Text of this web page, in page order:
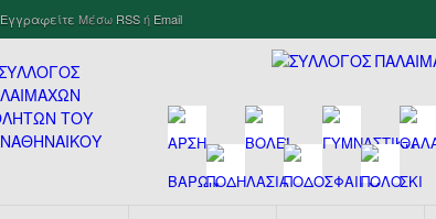
Εγγραφείτε Μέσω RSSή Email